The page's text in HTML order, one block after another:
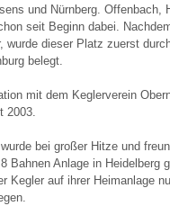
und Nürnberg. Offenbach,
seit Beginn dabei.
wurde dieser Platz zuerst
belegt.
mit dem Keglerverein
2003.
bei großer Hitze und
Bahnen Anlage in Heidelberg
Kegler auf ihrer Heimanlage